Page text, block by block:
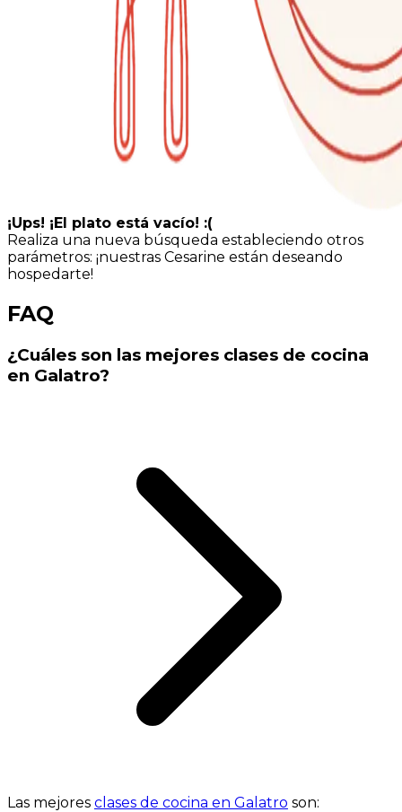
¡Ups! ¡El plato está vacío! :(
Realiza una nueva búsqueda estableciendo otros
parámetros: ¡nuestras Cesarine están deseando
hospedarte!
FAQ
¿Cuáles son las mejores clases de cocina
en Galatro?
Las mejores clases de cocina en Galatro son: